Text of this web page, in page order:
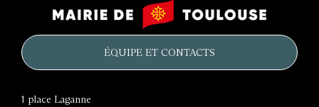
château
d'eau
Mairie
de
ÉQUIPE ET CONTACTS
1 place Laganne